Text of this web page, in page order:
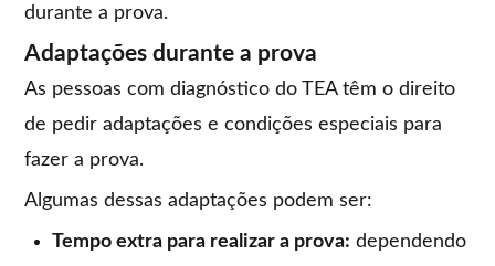
durante a prova.
Adaptações durante a prova
As pessoas com diagnóstico do TEA têm o direito
de pedir adaptações e condições especiais para
fazer a prova.
Algumas dessas adaptações podem ser:
Tempo extra para realizar a prova: dependendo